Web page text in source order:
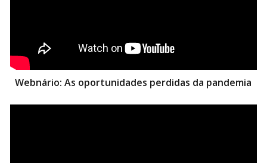
Webnário:As oportunidades perdidas da pandemia